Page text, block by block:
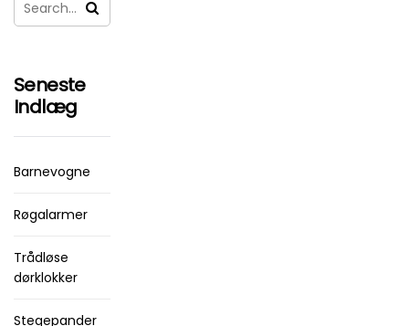
Seneste
Indlæg
Barnevogne
Røgalarmer
Trådløse
dørklokker
Stegepander